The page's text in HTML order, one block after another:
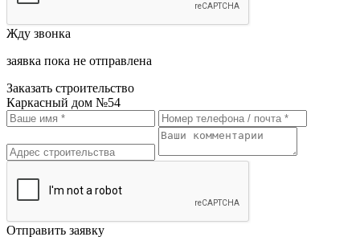
Жду звонка
заявка пока не отправлена
Заказать строительство
Каркасный дом №54
Отправить заявку